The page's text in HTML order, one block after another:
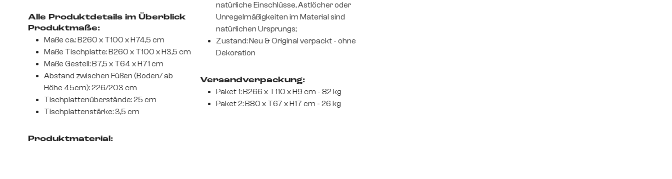
Alle Produktdetails im Überblick
Produktmaße:
Maße ca.: B260 x T100 x H74,5 cm
Maße Tischplatte: B260 x T100 x H3,5 cm
Maße Gestell: B7,5 x T64 x H71 cm
Abstand zwischen Füßen (Boden/ ab
Höhe 45cm): 226/203 cm
Tischplattenüberstände: 25 cm
Tischplattenstärke: 3,5 cm
Produktmaterial:
natürliche Einschlüsse, Astlöcher oder
Unregelmäßigkeiten im Material sind
natürlichen Ursprungs;
Zustand: Neu & Original verpackt - ohne
Dekoration
Versandverpackung:
Paket 1: B266 x T110 x H9 cm - 82 kg
Paket 2: B80 x T67 x H17 cm - 26 kg